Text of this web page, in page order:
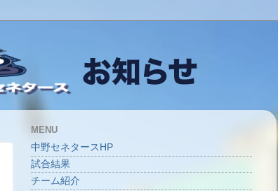
MENU
中野セネタースHP
試合結果
チーム紹介